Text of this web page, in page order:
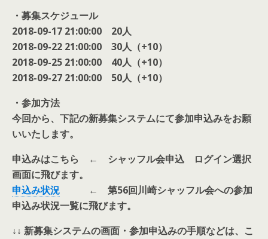
・募集スケジュール
2018-09-17 21:00:00 20人
2018-09-22 21:00:00 30人（+10）
2018-09-25 21:00:00 40人（+10）
2018-09-27 21:00:00 50人（+10）
・参加方法
今回から、下記の新募集システムにて参加申込みをお願
いいたします。
申込みはこちら ← シャッフル会申込 ログイン選択
画面に飛びます。
申込み状況 ← 第56回川崎シャッフル会への参加
申込み状況一覧に飛びます。
↓↓ 新募集システムの画面・参加申込みの手順などは、こ